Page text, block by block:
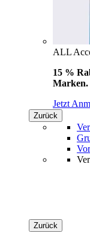
ALL
15 %
Marken.
Jetzt
Zurück
Zurück